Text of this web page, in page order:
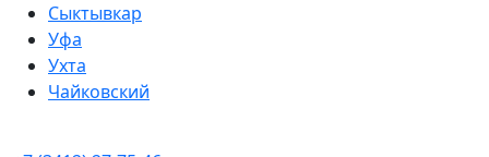
Сыктывкар
Уфа
Ухта
Чайковский